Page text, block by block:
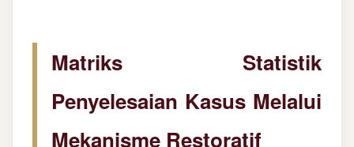
Matriks Statistik
Penyelesaian Kasus Melalui
Mekanisme Restoratif